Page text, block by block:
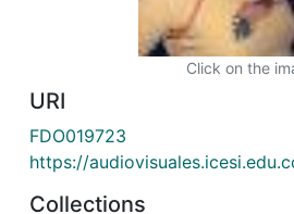
Click on the
URI
FDO019723
https://
Collections